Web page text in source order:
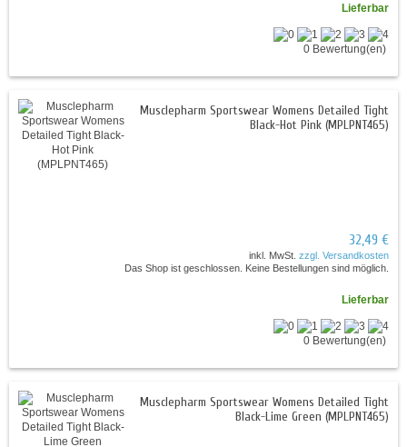
Lieferbar
0 Bewertung(en)
Musclepharm Sportswear Womens Detailed Tight
Black-Hot Pink (MPLPNT465)
32,49 €
inkl. MwSt. zzgl. Versandkosten
Das Shop ist geschlossen. Keine Bestellungen sind möglich.
Lieferbar
0 Bewertung(en)
Musclepharm Sportswear Womens Detailed Tight
Black-Lime Green (MPLPNT465)